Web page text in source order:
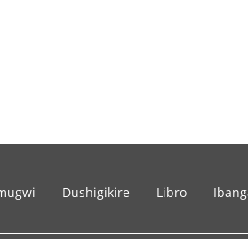
Dushigikire Libro